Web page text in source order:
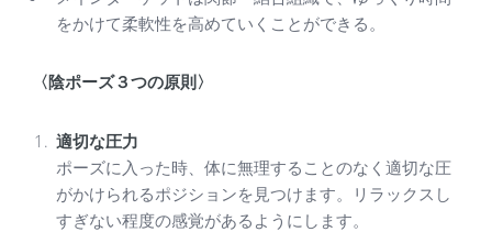
をかけて柔軟性を高めていくことができる。
〈陰ポーズ３つの原則〉
適切な圧力
ポーズに入った時、体に無理することのなく適切な圧
がかけられるポジションを見つけます。リラックスし
すぎない程度の感覚があるようにします。